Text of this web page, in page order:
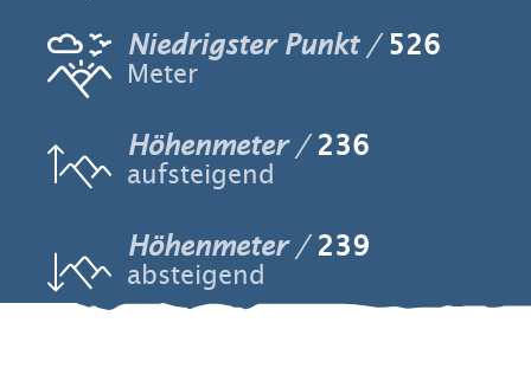
Niedrigster Punkt 526
Meter
Höhenmeter 236
aufsteigend
Höhenmeter 239
absteigend